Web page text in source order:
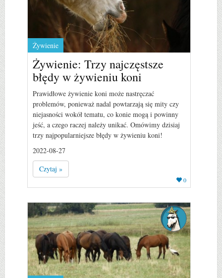
Żywienie
Żywienie: Trzy najczęstsze
błędy w żywieniu koni
Prawidłowe żywienie koni może nastręczać
problemów, ponieważ nadal powtarzają się mity czy
niejasności wokół tematu, co konie mogą i powinny
jeść, a czego raczej należy unikać. Omówimy dzisiaj
trzy najpopularniejsze błędy w żywieniu koni!
2022-08-27
Czytaj »
0